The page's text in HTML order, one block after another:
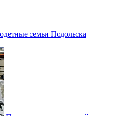
семьи Подольска